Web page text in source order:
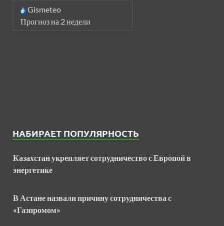
Gismeteo
Прогноз на 2 недели
НАБИРАЕТ ПОПУЛЯРНОСТЬ
Казахстан укрепляет сотрудничество с Европой в
энергетике
В Астане назвали причину сотрудничества с
«Газпромом»